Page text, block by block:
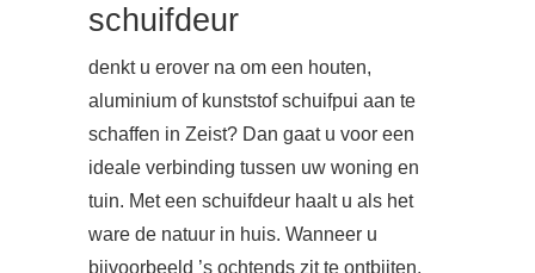
schuifdeur
denkt u erover na om een houten,
aluminium of kunststof schuifpui aan te
schaffen in Zeist? Dan gaat u voor een
ideale verbinding tussen uw woning en
tuin. Met een schuifdeur haalt u als het
ware de natuur in huis. Wanneer u
bijvoorbeeld ’s ochtends zit te ontbijten,